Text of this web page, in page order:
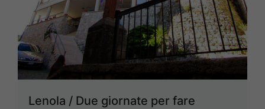
Lenola / Due giornate per fare